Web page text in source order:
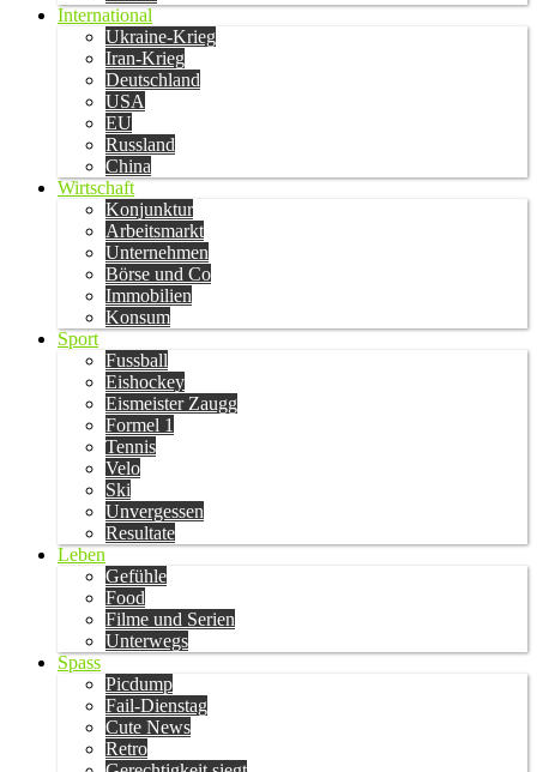
International
Ukraine-Krieg
Iran-Krieg
Deutschland
USA
EU
Russland
China
Wirtschaft
Konjunktur
Arbeitsmarkt
Unternehmen
Börse und Co
Immobilien
Konsum
Sport
Fussball
Eishockey
Eismeister Zaugg
Formel 1
Tennis
Velo
Ski
Unvergessen
Resultate
Leben
Gefühle
Food
Filme und Serien
Unterwegs
Spass
Picdump
Fail-Dienstag
Cute News
Retro